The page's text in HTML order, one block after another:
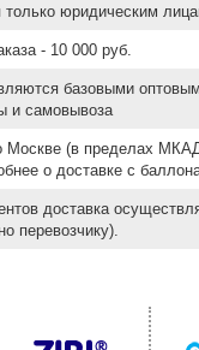
только юридическим
- 10 000 руб.
базовыми
и самовывоза
Москве (в пределах
о доставке с
доставка
перевозчику).